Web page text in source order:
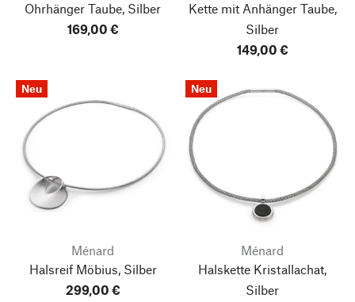
Ohrhänger Taube, Silber
169,00 €
Kette mit Anhänger Taube,
Silber
149,00 €
Neu
Ménard
Halsreif Möbius, Silber
299,00 €
Neu
Ménard
Halskette Kristallachat,
Silber